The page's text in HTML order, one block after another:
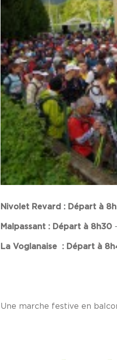
Nivolet Revard : Départ à
Malpassant : Départ à 8h30
La Voglanaise : Départ à
Une marche festive en